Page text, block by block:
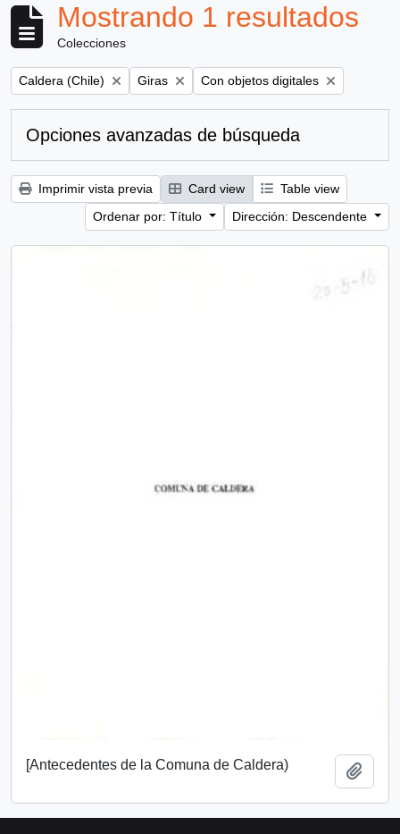
Mostrando 1 resultados
Colecciones
Remove filter:
Caldera (Chile) Remove filter:
Giras Remove filter:
Con objetos digitales
Opciones avanzadas de búsqueda
Imprimir vista previa Card view
Table view
Ordenar por: Título
Dirección: Descendente
[Antecedentes de la Comuna de Caldera)